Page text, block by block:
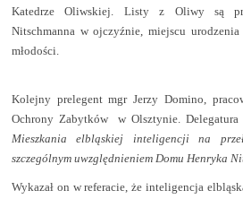
Katedrze Oliwskiej. Listy z Oliwy są
Nitschmanna w ojczyźnie, miejscu
młodości.
Kolejny prelegent mgr Jerzy Domino,
Ochrony Zabytków
w Olsztynie.
Mieszkania elbląskiej inteligencji na
szczególnym uwzględnieniem Domu Henryka
Wykazał on w referacie, że inteligencja